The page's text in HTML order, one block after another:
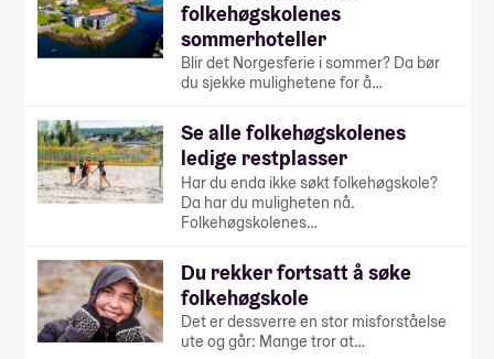
folkehøgskolenes
sommerhoteller
Blir det Norgesferie i sommer? Da bør
du sjekke mulighetene for å…
Se alle folkehøgskolenes
ledige restplasser
Har du enda ikke søkt folkehøgskole?
Da har du muligheten nå.
Folkehøgskolenes…
Du rekker fortsatt å søke
folkehøgskole
Det er dessverre en stor misforståelse
ute og går: Mange tror at…